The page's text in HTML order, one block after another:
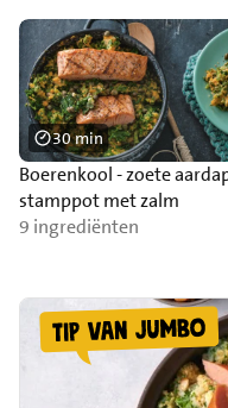
Boerenkool - zoete
stamppot met zalm
9 ingrediënten
30 min